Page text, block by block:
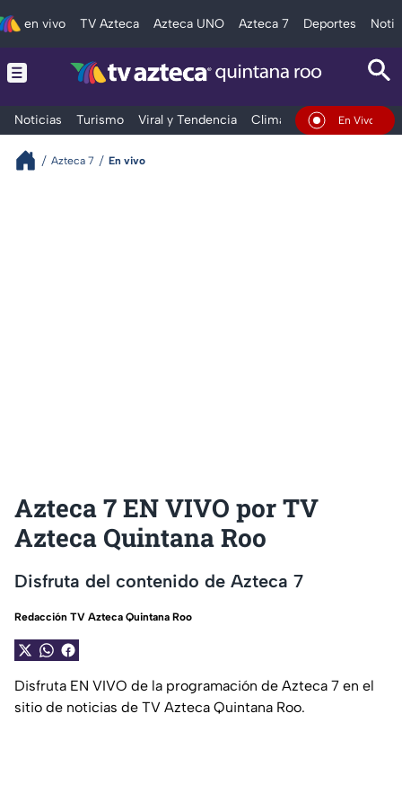
en vivo TV Azteca Azteca UNO Azteca 7 Deportes
Noticias Turismo Viral y Tendencia Clima Tráfico En Vivo
Azteca 7 En vivo
Azteca 7 EN VIVO por TV
Azteca Quintana Roo
Disfruta del contenido de Azteca 7
Redacción TV Azteca Quintana Roo
Disfruta EN VIVO de la programación de Azteca 7 en el
sitio de noticias de TV Azteca Quintana Roo.